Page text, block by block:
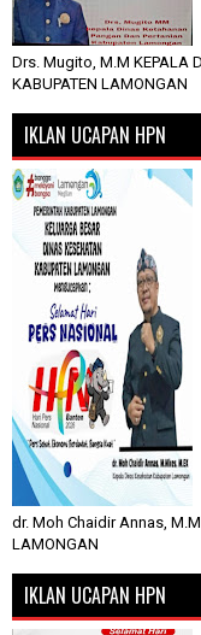
Drs. Mugito, M.M KEPALA
KABUPATEN LAMONGAN
IKLAN UCAPAN HPN
dr. Moh Chaidir Annas,
LAMONGAN
IKLAN UCAPAN HPN